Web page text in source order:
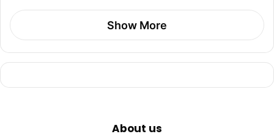
Show More
About us